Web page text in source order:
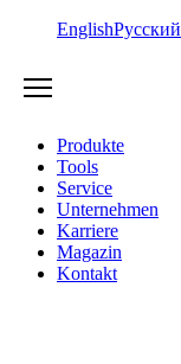
EnglishРусский
Produkte
Tools
Service
Unternehmen
Karriere
Magazin
Kontakt